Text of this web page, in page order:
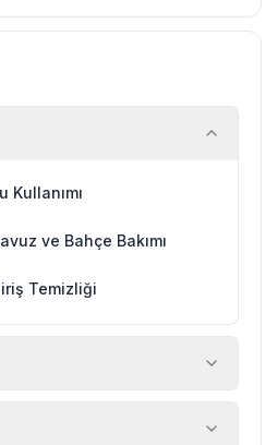
Kullanımı
ve Bahçe Bakımı
Temizliği